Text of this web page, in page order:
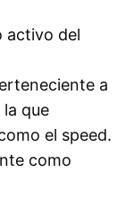
activo del
a
que
el speed.
como